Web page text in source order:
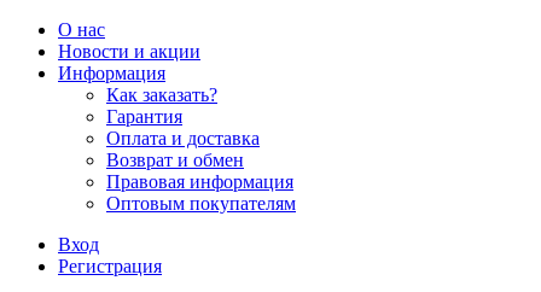
О нас
Новости и акции
Информация
Как заказать?
Гарантия
Оплата и доставка
Возврат и обмен
Правовая информация
Оптовым покупателям
Вход
Регистрация